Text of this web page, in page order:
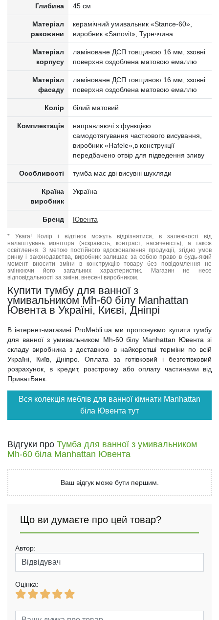
Глибина 45 см
Матеріал
раковини
керамічний умивальник «Stance-60»,
виробник «Sanovit», Туреччина
Матеріал
корпусу
ламіноване ДСП товщиною 16 мм, ззовні
поверхня оздоблена матовою емаллю
Матеріал
фасаду
ламіноване ДСП товщиною 16 мм, ззовні
поверхня оздоблена матовою емаллю
Колір білий матовий
Комплектація
направляючі з функцією
самодотягування часткового висування,
виробник «Hafele»,в конструкції
передбачено отвір для підведення зливу
Особливості тумба має дві висувні шухляди
Країна
виробник
Україна
Бренд Ювента
* Увага! Колір і відтінок можуть відрізнятися, в залежності від
налаштувань монітора (яскравість, контраст, насиченість), а також
освітлення. З метою постійного вдосконалення продукції, згідно умов
ринку і законодавства, виробник залишає за собою право в будь-який
момент вносити зміни в конструкцію товару без повідомлення не
змінюючи його загальних характеристик. Магазин не несе
відповідальності за зміни, внесені виробником.
Купити тумбу для ванної з
умивальником Mh-60 білу Manhattan
Ювента в Україні, Києві, Дніпрі
В інтернет-магазині ProMebli.ua ми пропонуємо купити тумбу
для ванної з умивальником Mh-60 білу Manhattan Ювента зі
складу виробника з доставкою в найкоротші терміни по всій
Україні, Київ, Дніпро. Оплата за готівковий і безготівковий
розрахунок, в кредит, розстрочку або оплату частинами від
ПриватБанк.
Вся колекція меблів для ванної кімнати Manhattan
біла Ювента тут
Відгуки про Тумба для ванної з умивальником
Mh-60 біла Manhattan Ювента
Ваш відгук може бути першим.
Що ви думаєте про цей товар?
Автор:
Оцінка: